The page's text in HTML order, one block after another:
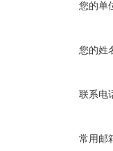
您的单
您的姓
联系电
常用邮